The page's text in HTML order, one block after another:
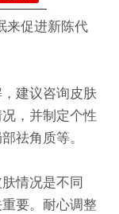
促进新陈代
建议咨询皮肤
，并制定个性
祛角质等。
情况是不同
要。耐心调整